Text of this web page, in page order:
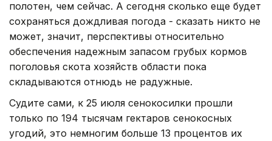
полотен, чем сейчас. А сегодня сколько еще будет
сохраняться дождливая погода - сказать никто не
может, значит, перспективы относительно
обеспечения на­дежным запасом грубых кормов
поголовья скота хозяйств области пока
складываются отнюдь не радужные.
Судите сами, к 25 июля сенокосилки прошли
только по 194 тысячам гектаров сенокосных
угодий, это немногим больше 13 процентов их